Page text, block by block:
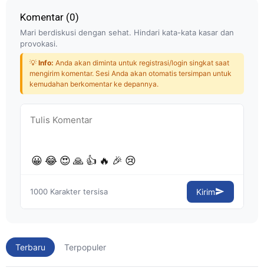
Komentar (0)
Mari berdiskusi dengan sehat. Hindari kata-kata kasar dan
provokasi.
💡 Info: Anda akan diminta untuk registrasi/login singkat saat
mengirim komentar. Sesi Anda akan otomatis tersimpan untuk
kemudahan berkomentar ke depannya.
😀 😂 😍 🙏 👍 🔥 🎉 😢
1000 Karakter tersisa Kirim
Terbaru Terpopuler